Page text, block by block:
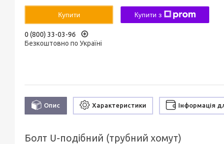
Купити Купити з
0 (800) 33-03-96
Безкоштовно по Україні
Опис Характеристики Інформація
Болт U-подібний (трубний хомут)